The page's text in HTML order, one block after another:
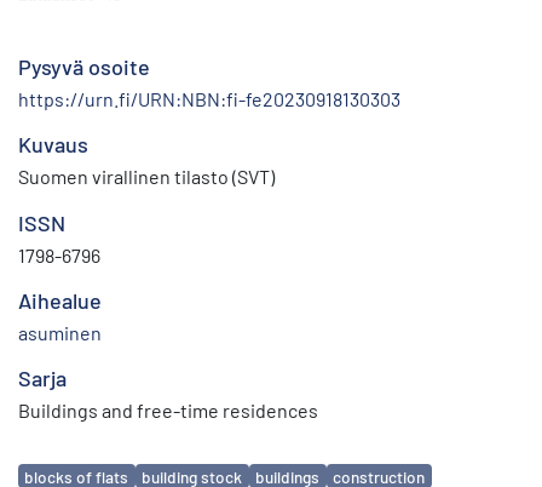
Pysyvä osoite
https://urn.fi/URN:NBN:fi-fe20230918130303
Kuvaus
Suomen virallinen tilasto (SVT)
ISSN
1798-6796
Aihealue
asuminen
Sarja
Buildings and free-time residences
Avainsanat
blocks of flats building stock buildings
construction